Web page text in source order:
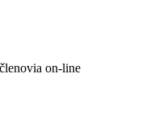
on-line